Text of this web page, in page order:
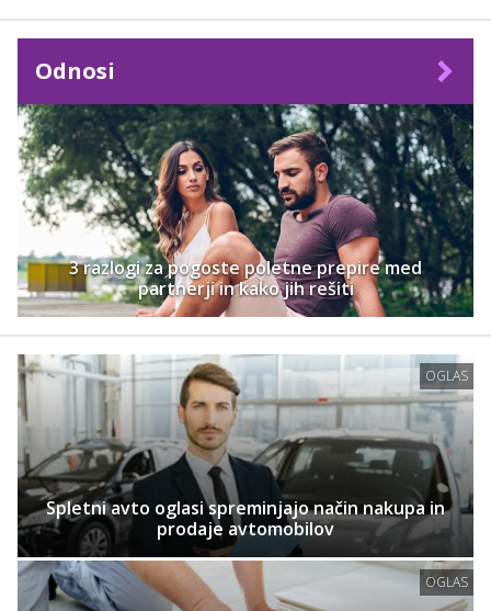
Odnosi
3 razlogi za pogoste poletne prepire med
partnerji in kako jih rešiti
OGLAS
Spletni avto oglasi spreminjajo način nakupa in
prodaje avtomobilov
OGLAS